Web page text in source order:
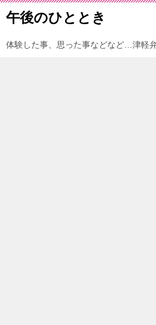
午後のひととき
体験した事、思った事などなど…津軽